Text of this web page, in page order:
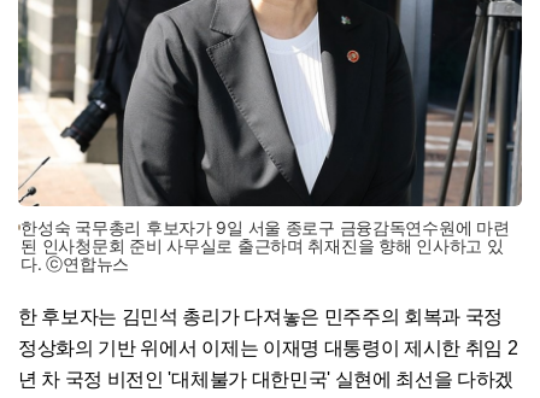
한성숙 국무총리 후보자가 9일 서울 종로구 금융감독연수원에 마련
된 인사청문회 준비 사무실로 출근하며 취재진을 향해 인사하고 있
다. ⓒ연합뉴스
한 후보자는 김민석 총리가 다져놓은 민주주의 회복과 국정
정상화의 기반 위에서 이제는 이재명 대통령이 제시한 취임 2
년 차 국정 비전인 '대체불가 대한민국' 실현에 최선을 다하겠